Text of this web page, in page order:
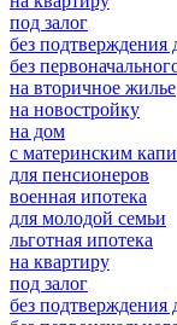
под залог
без подтверждения
без
на вторичное жилье
на новостройку
на дом
с материнским
для пенсионеров
военная ипотека
для молодой семьи
льготная ипотека
на квартиру
под залог
без подтверждения